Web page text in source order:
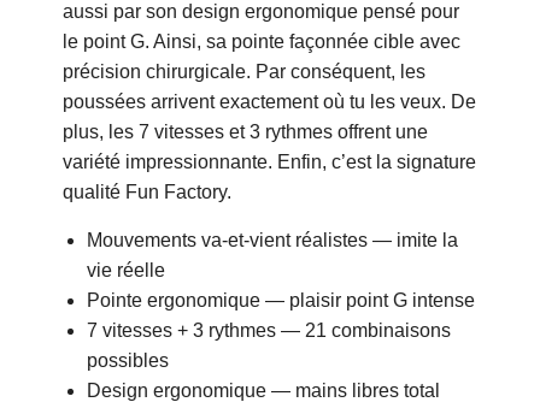
aussi par son design ergonomique pensé pour
le point G. Ainsi, sa pointe façonnée cible avec
précision chirurgicale. Par conséquent, les
poussées arrivent exactement où tu les veux. De
plus, les 7 vitesses et 3 rythmes offrent une
variété impressionnante. Enfin, c’est la signature
qualité Fun Factory.
Mouvements va-et-vient réalistes — imite la
vie réelle
Pointe ergonomique — plaisir point G intense
7 vitesses + 3 rythmes — 21 combinaisons
possibles
Design ergonomique — mains libres total